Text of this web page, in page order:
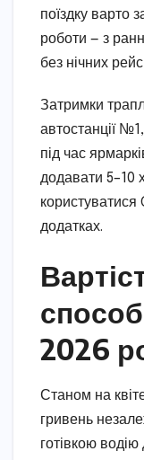
поїздку варто
роботи — з
без нічних
Затримки
автостанції
під час
додавати 5–10
користуватися
додатках.
2026
Станом на
гривень
готівкою водію